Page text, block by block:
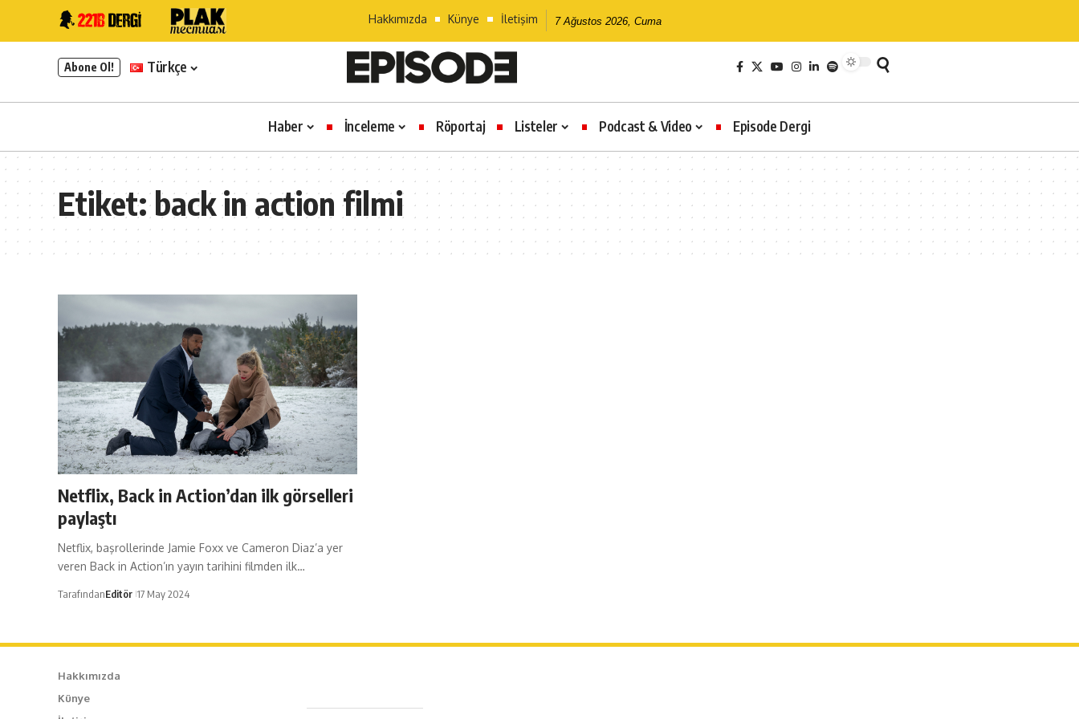
Hakkımızda Künye İletişim 7 Ağustos 2026, Cuma
Abone Ol! Türkçe
Haber İnceleme Röportaj Listeler Podcast & Video Episode Dergi
Etiket:back in action filmi
Netflix, Back in Action’dan ilk görselleri
paylaştı
Netflix, başrollerinde Jamie Foxx ve Cameron Diaz’a yer
veren Back in Action’ın yayın tarihini filmden ilk…
TarafındanEditör 17 May 2024
Hakkımızda
Künye
Caferağa Mah. Dr. Şakir Paşa Sok. No3/A Kadıköy İstanbul